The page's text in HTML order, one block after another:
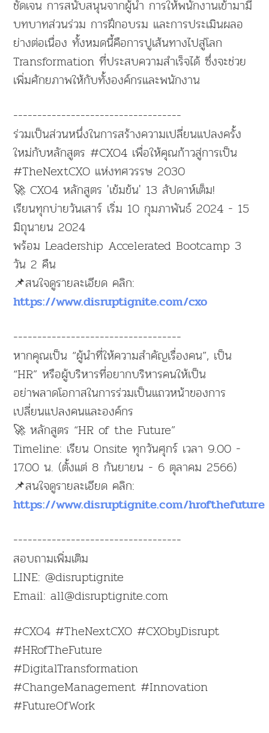
ชัดเจน การสนับสนุนจากผู้นำ การให้พนักงานเข้ามามี
บทบาทส่วนร่วม การฝึกอบรม และการประเมินผลอ
ย่างต่อเนื่อง ทั้งหมดนี้คือการปูเส้นทางไปสู่โลก
Transformation ที่ประสบความสำเร็จได้ ซึ่งจะช่วย
เพิ่มศักยภาพให้กับทั้งองค์กรและพนักงาน
-----------------------------------
ร่วมเป็นส่วนหนึ่งในการสร้างความเปลี่ยนแปลงครั้ง
ใหม่กับหลักสูตร #CXO4 เพื่อให้คุณก้าวสู่การเป็น
#TheNextCXO แห่งทศวรรษ 2030
🚀 CXO4 หลักสูตร 'เข้มข้น' 13 สัปดาห์เต็ม!
เรียนทุกบ่ายวันเสาร์ เริ่ม 10 กุมภาพันธ์ 2024 - 15
มิถุนายน 2024
พร้อม Leadership Accelerated Bootcamp 3
วัน 2 คืน
📌สนใจดูรายละเอียด คลิก:
https://www.disruptignite.com/cxo
-----------------------------------
หากคุณเป็น “ผู้นำที่ให้ความสำคัญเรื่องคน”, เป็น
“HR” หรือผู้บริหารที่อยากบริหารคนให้เป็น
อย่าพลาดโอกาสในการร่วมเป็นแถวหน้าของการ
เปลี่ยนแปลงคนและองค์กร
🚀 หลักสูตร “HR of the Future”
Timeline: เรียน Onsite ทุกวันศุกร์ เวลา 9.00 -
17.00 น. (ตั้งแต่ 8 กันยายน - 6 ตุลาคม 2566)
📌สนใจดูรายละเอียด คลิก:
https://www.disruptignite.com/hrofthefuture
-----------------------------------
สอบถามเพิ่มเติม
LINE: @disruptignite
Email: all@disruptignite.com
#CXO4 #TheNextCXO #CXObyDisrupt
#HRofTheFuture
#DigitalTransformation
#ChangeManagement #Innovation
#FutureOfWork